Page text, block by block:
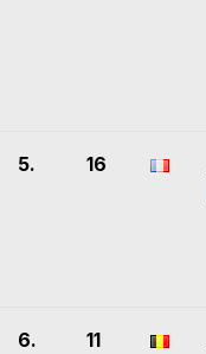
5. 16
6. 11